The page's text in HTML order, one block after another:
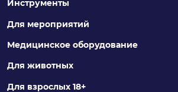
Инструменты
Для мероприятий
Медицинское оборудование
Для животных
Для взрослых 18+